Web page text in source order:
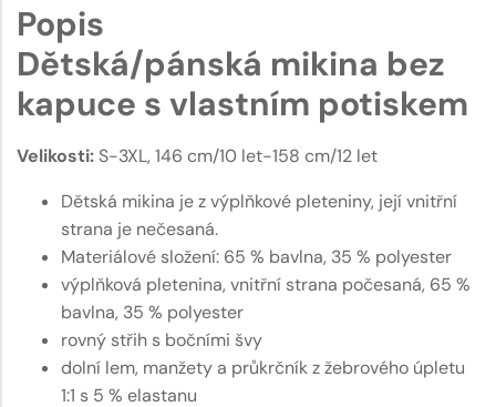
Popis
Dětská/pánská mikina bez
kapuce s vlastním potiskem
Velikosti:S-3XL, 146 cm/10 let-158 cm/12 let
Dětská mikina je z výplňkové pleteniny, její vnitřní
strana je nečesaná.
Materiálové složení: 65 % bavlna, 35 % polyester
výplňková pletenina, vnitřní strana počesaná, 65 %
bavlna, 35 % polyester
rovný střih s bočními švy
dolní lem, manžety a průkrčník z žebrového úpletu
1:1 s 5 % elastanu